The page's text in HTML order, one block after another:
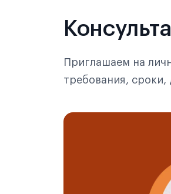
Приглашаем на
требования,